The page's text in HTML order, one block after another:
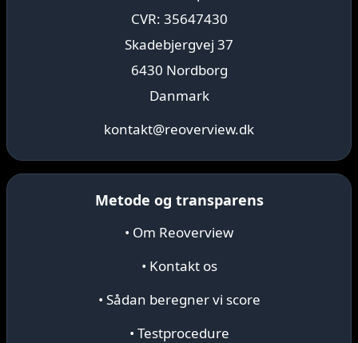
CVR: 35647430
Skadebjergvej 37
6430 Nordborg
Danmark
kontakt@reoverview.dk
Metode og transparens
• Om Reoverview
• Kontakt os
• Sådan beregner vi score
• Testprocedure